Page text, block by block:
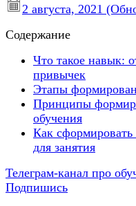
2 августа, 2021
Содержание
Что такое навык:
привычек
Этапы
Принципы
обучения
Как сформировать
для занятия
Телеграм-канал про
Подпишись